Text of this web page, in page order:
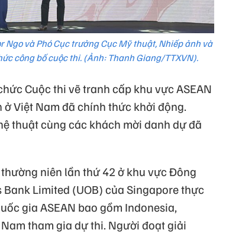
Ngo và Phó Cục trưởng Cục Mỹ thuật, Nhiếp ảnh và
công bố cuộc thi. (Ảnh: Thanh Giang/TTXVN).
Cuộc thi vẽ tranh cấp khu vực ASEAN
Việt Nam đã chính thức khởi động.
thuật cùng các khách mời danh dự đã
niên lần thứ 42 ở khu vực Đông
Limited (UOB) của Singapore thực
gia ASEAN bao gồm Indonesia,
tham gia dự thi. Người đoạt giải